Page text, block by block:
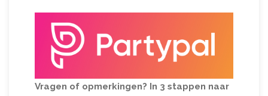
Vragen of opmerkingen? In 3 stappen naar